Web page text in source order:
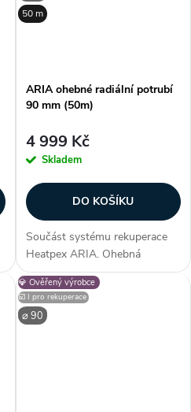
50 m
ARIA ohebné radiální potrubí
90 mm (50m)
4 999 Kč
Skladem
DO KOŠÍKU
Součást systému rekuperace
Heatpex ARIA. Ohebná
vzduchotechnická hadice z
vysokohustotního polyetylenu
PE-HD. Vysoká flexibilita
potrubí umožňuje snadnou
⌀ 90
💎 Ověřený výrobce
☑️ I pro rekuperace